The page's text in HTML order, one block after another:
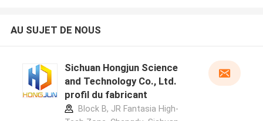
AU SUJET DE NOUS
Sichuan Hongjun Science
and Technology Co., Ltd.
profil du fabricant
Block B, JR Fantasia High-